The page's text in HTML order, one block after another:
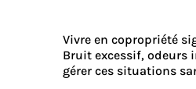
Vivre en copropriété
Bruit excessif, odeurs
gérer ces situations